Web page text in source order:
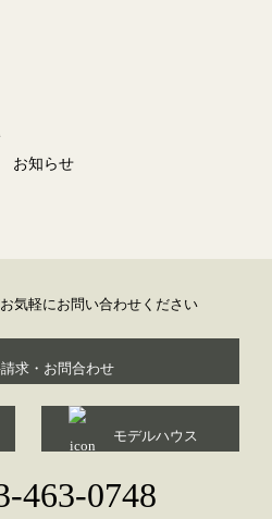
お知らせ
気軽にお問い合わせください
求・お問合わせ
モデルハウス
463-0748